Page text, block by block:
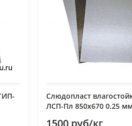
Слюдопласт
ЛСП-Пл 850x670 0.25 мм
1500 руб/кг